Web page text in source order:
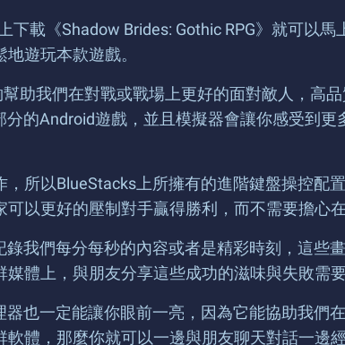
載《Shadow Brides: Gothic RPG》就可以
遊玩本款遊戲。
助我們在對戰或戰場上更好的面對敵人，高
的Android遊戲，並且模擬器會讓你感受到
所以BlueStacks上所擁有的進階鍵盤操控配
以更好的壓制對手贏得勝利，而不需要擔心
我們每分每秒的內容或者是精彩時刻，這些
體上，與朋友分享這些成功的滋味與失敗需要
也一定能讓你眼前一亮，因為它能協助我們
軟體，那麼你就可以一邊與朋友聊天對話一邊